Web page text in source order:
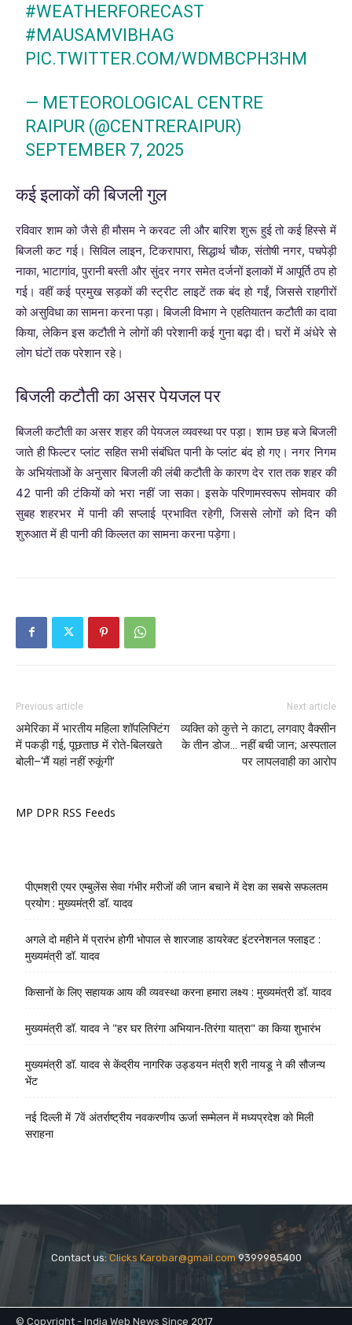
#WEATHERFORECAST
#MAUSAMVIBHAG
PIC.TWITTER.COM/WDMBCPH3HM
— METEOROLOGICAL CENTRE
RAIPUR (@CENTRERAIPUR)
SEPTEMBER 7, 2025
कई इलाकों की बिजली गुल
रविवार शाम को जैसे ही मौसम ने करवट ली और बारिश शुरू हुई तो कई हिस्से में
बिजली कट गई। सिविल लाइन, टिकरापारा, सिद्धार्थ चौक, संतोषी नगर, पचपेड़ी
नाका, भाटागांव, पुरानी बस्ती और सुंदर नगर समेत दर्जनों इलाकों में आपूर्ति ठप हो
गई। वहीं कई प्रमुख सड़कों की स्ट्रीट लाइटें तक बंद हो गईं, जिससे राहगीरों
को असुविधा का सामना करना पड़ा। बिजली विभाग ने एहतियातन कटौती का दावा
किया, लेकिन इस कटौती ने लोगों की परेशानी कई गुना बढ़ा दी। घरों में अंधेरे से
लोग घंटों तक परेशान रहे।
बिजली कटौती का असर पेयजल पर
बिजली कटौती का असर शहर की पेयजल व्यवस्था पर पड़ा। शाम छह बजे बिजली
जाते ही फिल्टर प्लांट सहित सभी संबंधित पानी के प्लांट बंद हो गए। नगर निगम
के अभियंताओं के अनुसार बिजली की लंबी कटौती के कारण देर रात तक शहर की
42 पानी की टंकियों को भरा नहीं जा सका। इसके परिणामस्वरूप सोमवार की
सुबह शहरभर में पानी की सप्लाई प्रभावित रहेगी, जिससे लोगों को दिन की
शुरुआत में ही पानी की किल्लत का सामना करना पड़ेगा।
Previous article
अमेरिका में भारतीय महिला शॉपलिफ्टिंग
में पकड़ी गई, पूछताछ में रोते-बिलखते
बोली–‘मैं यहां नहीं रुकूंगी’
Next article
व्यक्ति को कुत्ते ने काटा, लगवाए वैक्सीन
के तीन डोज… नहीं बची जान; अस्पताल
पर लापलवाही का आरोप
MP DPR RSS Feeds
पीएमश्री एयर एम्बुलेंस सेवा गंभीर मरीजों की जान बचाने में देश का सबसे सफलतम
प्रयोग : मुख्यमंत्री डॉ. यादव
अगले दो महीने में प्रारंभ होगी भोपाल से शारजाह डायरेक्ट इंटरनेशनल फ्लाइट :
मुख्यमंत्री डॉ. यादव
किसानों के लिए सहायक आय की व्यवस्था करना हमारा लक्ष्य : मुख्यमंत्री डॉ. यादव
मुख्यमंत्री डॉ. यादव ने "हर घर तिरंगा अभियान-तिरंगा यात्रा" का किया शुभारंभ
मुख्यमंत्री डॉ. यादव से केंद्रीय नागरिक उड्डयन मंत्री श्री नायडू ने की सौजन्य
भेंट
नई दिल्ली में 7वें अंतर्राष्ट्रीय नवकरणीय ऊर्जा सम्मेलन में मध्यप्रदेश को मिली
सराहना
Contact us:Clicks Karobar@gmail.com9399985400
© Copyright - India Web News Since 2017